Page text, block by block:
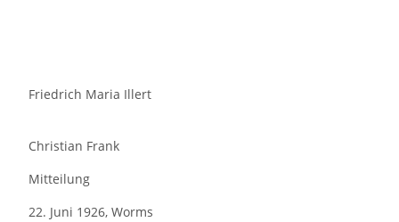
Friedrich Maria Illert
Christian Frank
Mitteilung
22. Juni 1926, Worms